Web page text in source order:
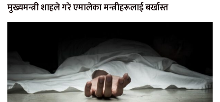
मुख्यमन्त्री शाहले गरे एमालेका मन्त्रीहरूलाई बर्खास्त